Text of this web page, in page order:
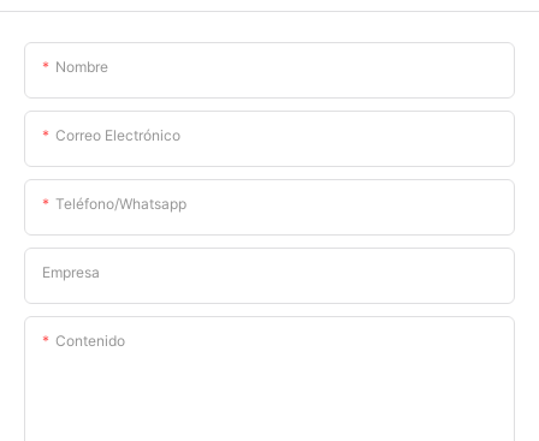
Nombre
Correo Electrónico
Teléfono/whatsapp
Empresa
Contenido